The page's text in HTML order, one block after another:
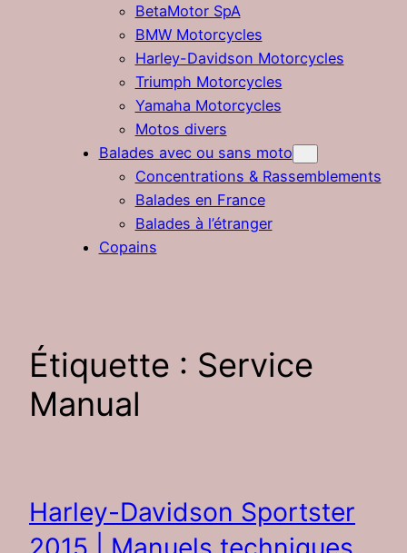
BetaMotor SpA
BMW Motorcycles
Harley-Davidson Motorcycles
Triumph Motorcycles
Yamaha Motorcycles
Motos divers
Balades avec ou sans moto
Concentrations & Rassemblements
Balades en France
Balades à l’étranger
Copains
Étiquette : Service
Manual
Harley-Davidson Sportster